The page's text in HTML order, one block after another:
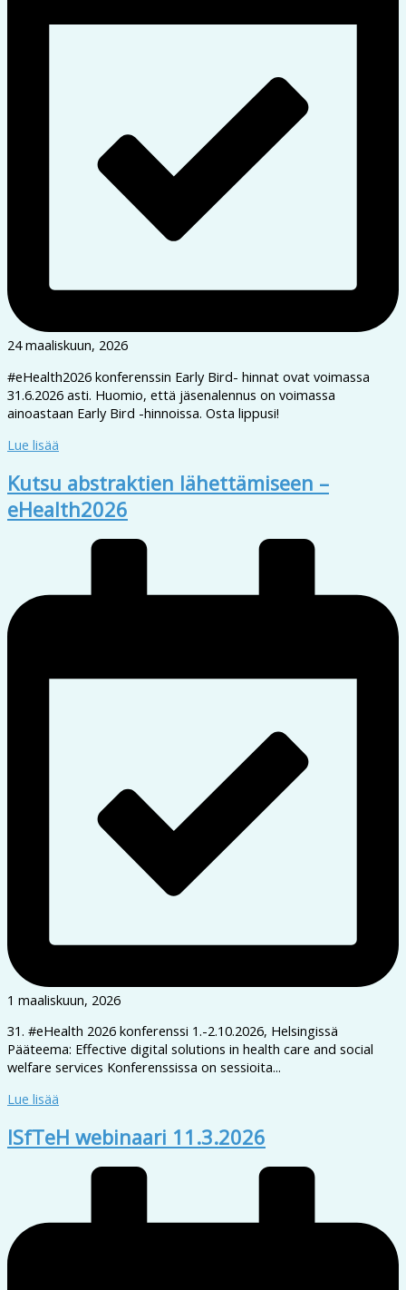
24 maaliskuun, 2026
#eHealth2026 konferenssin Early Bird- hinnat ovat voimassa
31.6.2026 asti. Huomio, että jäsenalennus on voimassa
ainoastaan Early Bird -hinnoissa. Osta lippusi!
Lue lisää
Kutsu abstraktien lähettämiseen –
eHealth2026
1 maaliskuun, 2026
31. #eHealth 2026 konferenssi 1.-2.10.2026, Helsingissä
Pääteema: Effective digital solutions in health care and social
welfare services Konferenssissa on sessioita...
Lue lisää
ISfTeH webinaari 11.3.2026